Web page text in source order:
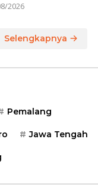
2026
Selengkapnya
Pemalang
Jawa Tengah